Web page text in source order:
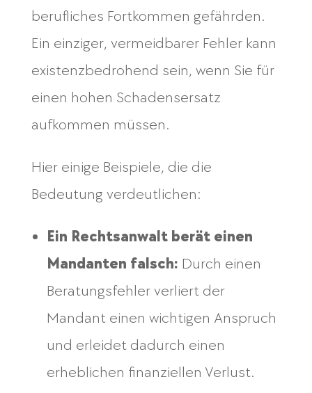
berufliches Fortkommen gefährden.
Ein einziger, vermeidbarer Fehler kann
existenzbedrohend sein, wenn Sie für
einen hohen Schadensersatz
aufkommen müssen.
Hier einige Beispiele, die die
Bedeutung verdeutlichen:
Ein Rechtsanwalt berät einen
Mandanten falsch: Durch einen
Beratungsfehler verliert der
Mandant einen wichtigen Anspruch
und erleidet dadurch einen
erheblichen finanziellen Verlust.